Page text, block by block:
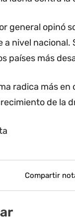
general opinó
nivel
países más
radica más
de la
Compartir